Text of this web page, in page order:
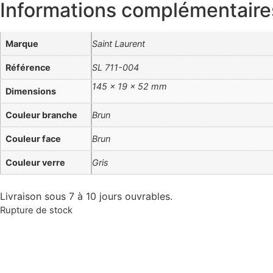
Informations
Référence SL 711-004
Dimensions 145 × 19 × 52 mm
Couleur branche Brun
Couleur face Brun
Couleur verre Gris
Marque Saint Laurent
Livraison sous 7 à 10 jours ouvrables.
Rupture de stock